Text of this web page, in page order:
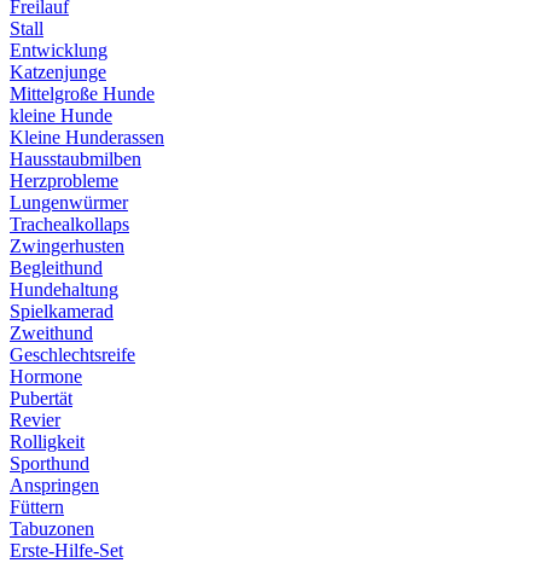
Freilauf
Stall
Entwicklung
Katzenjunge
Mittelgroße Hunde
kleine Hunde
Kleine Hunderassen
Hausstaubmilben
Herzprobleme
Lungenwürmer
Trachealkollaps
Zwingerhusten
Begleithund
Hundehaltung
Spielkamerad
Zweithund
Geschlechtsreife
Hormone
Pubertät
Revier
Rolligkeit
Sporthund
Anspringen
Füttern
Tabuzonen
Erste-Hilfe-Set